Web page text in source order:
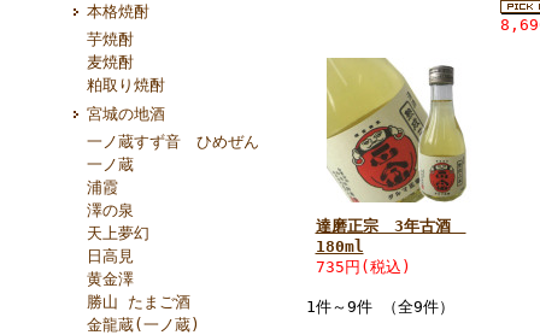
本格焼酎
芋焼酎
麦焼酎
粕取り焼酎
宮城の地酒
一ノ蔵すず音 ひめぜん
一ノ蔵
浦霞
澤の泉
天上夢幻
日高見
黄金澤
勝山 たまご酒
金龍蔵(一ノ蔵)
達磨正宗 3年古酒
180ml
735円(税込)
1件～9件 （全9件）